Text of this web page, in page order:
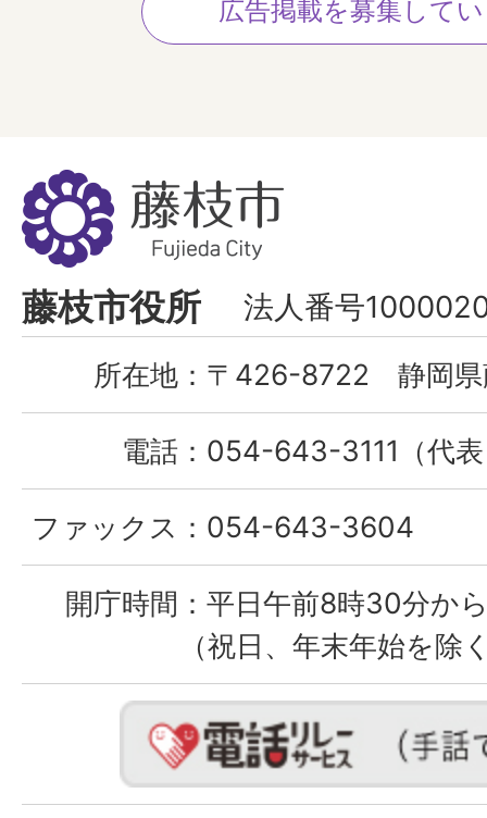
広告掲載を募集して
藤
枝
市
Fujieda
City
藤枝市役所 法人番号
所在地： 〒426-8722 静岡県
電話： 054-643-3111（代
ファックス： 054-643-3604
開庁時間： 平日午前8時30分か
（祝日、年末年始を除